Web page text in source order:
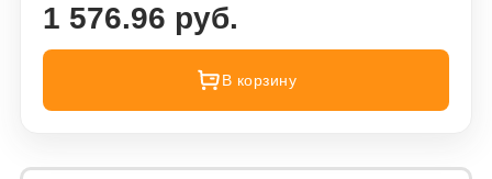
1 576.96 руб.
В корзину